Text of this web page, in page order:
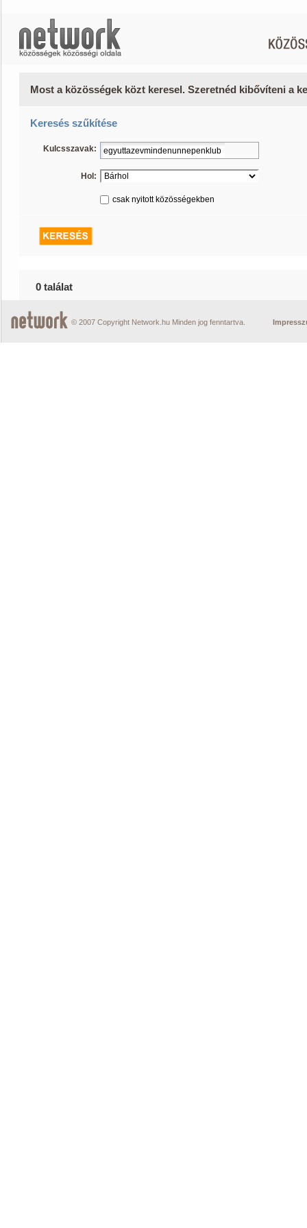
Most a közösségek közt keresel. Szeretnéd kibővíteni a
Keresés szűkítése
Kulcsszavak:
Hol:
csak nyitott közösségekben
0 találat
© 2007 Copyright Network.hu Minden jog fenntartva.